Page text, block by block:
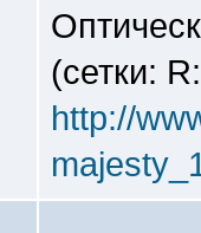
(сетки:
http://